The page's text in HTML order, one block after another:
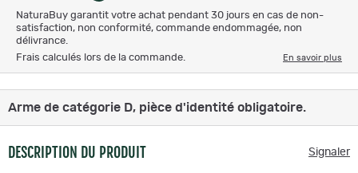
NaturaBuy garantit votre achat pendant 30 jours en cas de non-
satisfaction, non conformité, commande endommagée, non
délivrance.
Frais calculés lors de la commande.
En savoir plus
Arme de catégorie D, pièce d'identité obligatoire.
DESCRIPTION DU PRODUIT Signaler